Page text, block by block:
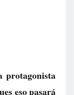
protagonista
eso pasará